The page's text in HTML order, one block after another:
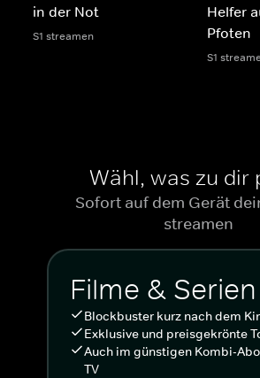
in der Not
S1 streamen
Helfer
Pfoten
S1
Wähl, was zu dir
Sofort auf dem Gerät
streamen
Filme & Serien
Blockbuster kurz nach dem
Exklusive und preisgekrönte
Auch im günstigen Kombi-
TV